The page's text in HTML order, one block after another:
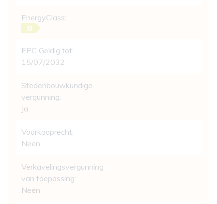
EnergyClass:
B
EPC Geldig tot:
15/07/2032
Stedenbouwkundige
vergunning:
Ja
Voorkooprecht:
Neen
Verkavelingsvergunning
van toepassing:
Neen